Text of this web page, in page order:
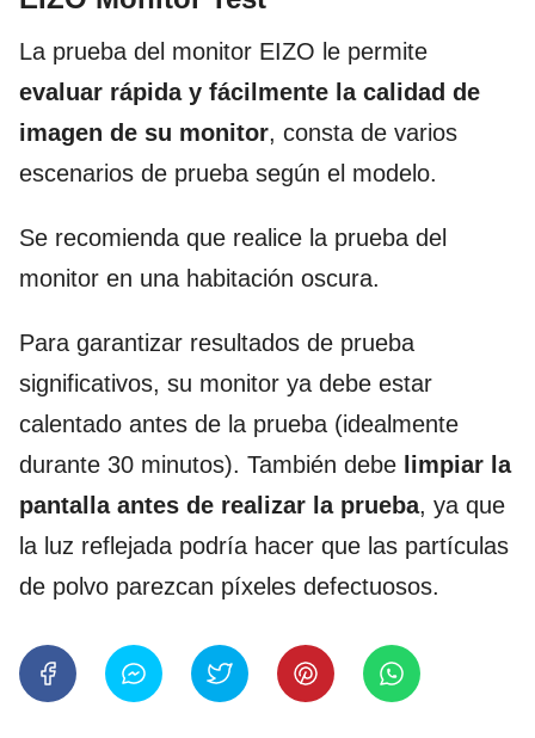
La prueba del monitor EIZO le permite
evaluar rápida y fácilmente la calidad de
imagen de su monitor, consta de varios
escenarios de prueba según el modelo.
Se recomienda que realice la prueba del
monitor en una habitación oscura.
Para garantizar resultados de prueba
significativos, su monitor ya debe estar
calentado antes de la prueba (idealmente
durante 30 minutos). También debe limpiar la
pantalla antes de realizar la prueba, ya que
la luz reflejada podría hacer que las partículas
de polvo parezcan píxeles defectuosos.